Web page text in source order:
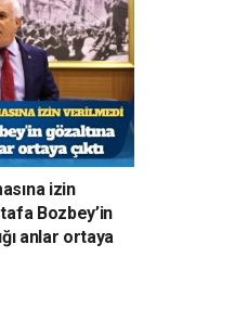
izin
Bozbey’in
anlar ortaya